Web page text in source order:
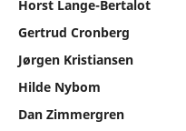
Horst Lange-Bertalot
Gertrud Cronberg
Jørgen Kristiansen
Hilde Nybom
Dan Zimmergren